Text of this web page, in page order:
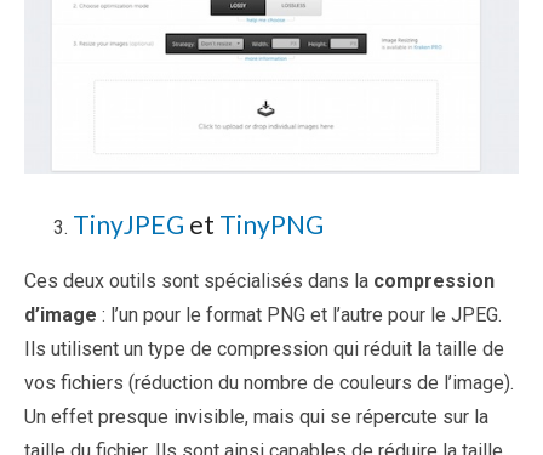
TinyJPEG et TinyPNG
Ces deux outils sont spécialisés dans la compression
d’image : l’un pour le format PNG et l’autre pour le JPEG.
Ils utilisent un type de compression qui réduit la taille de
vos fichiers (réduction du nombre de couleurs de l’image).
Un effet presque invisible, mais qui se répercute sur la